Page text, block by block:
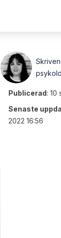
Publicerad: 10
Senaste
2022 16:56